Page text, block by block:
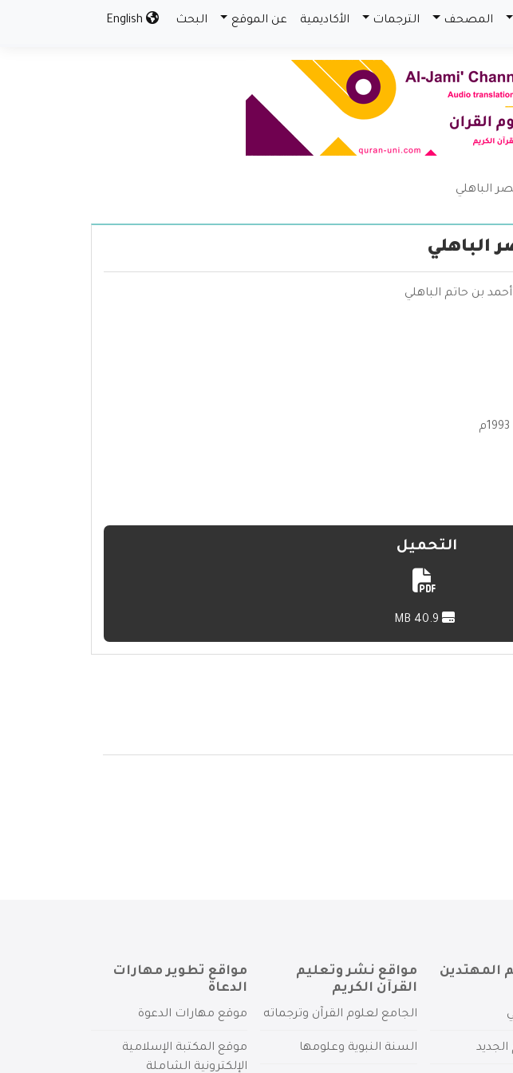
المصحف الترجمات الأكاديمية عن الموقع البحث
الباهلي
الباهلي
بن حاتم الباهلي
التحميل
المهتدين
مواقع نشر وتعليم
القرآن الكريم
الجامع لعلوم القرآن وترجماته
السنة النبوية وعلومها
مواقع تطوير مهارات
الدعاة
موقع مهارات الدعوة
موقع المكتبة الإسلامية
الإلكترونية الشاملة